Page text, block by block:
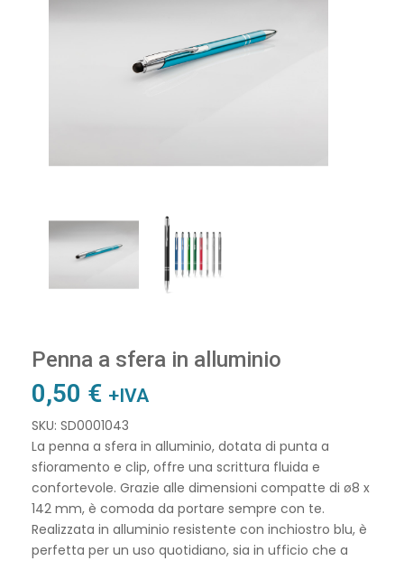
Penna a sfera in alluminio
0,50 € +IVA
SKU: SD0001043
La penna a sfera in alluminio, dotata di punta a
sfioramento e clip, offre una scrittura fluida e
confortevole. Grazie alle dimensioni compatte di ø8 x
142 mm, è comoda da portare sempre con te.
Realizzata in alluminio resistente con inchiostro blu, è
perfetta per un uso quotidiano, sia in ufficio che a